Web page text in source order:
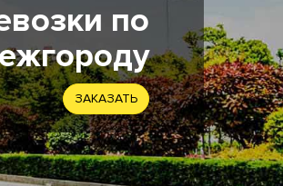
по
ЗАКАЗАТЬ